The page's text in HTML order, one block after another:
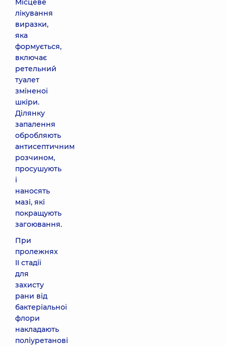
Місцеве
лікування
виразки,
яка
формується,
включає
ретельний
туалет
зміненої
шкіри.
Ділянку
запалення
обробляють
антисептичним
розчином,
просушують
і
наносять
мазі, які
покращують
загоювання.
При
пролежнях
II стадії
для
захисту
рани від
бактеріальної
флори
накладають
поліуретанові